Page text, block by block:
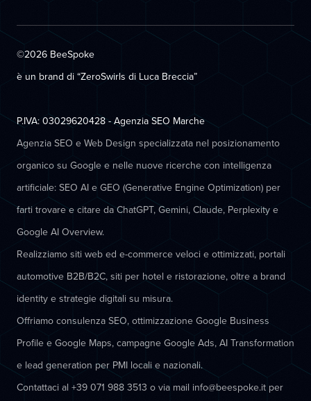
©2026 BeeSpoke
è un brand di “ZeroSwirls di Luca Breccia”
P.IVA: 03029620428 - Agenzia SEO Marche
Agenzia SEO e Web Design specializzata nel posizionamento
organico su Google e nelle nuove ricerche con intelligenza
artificiale: SEO AI e GEO (Generative Engine Optimization) per
farti trovare e citare da ChatGPT, Gemini, Claude, Perplexity e
Google AI Overview.
Realizziamo siti web ed e-commerce veloci e ottimizzati, portali
automotive B2B/B2C, siti per hotel e ristorazione, oltre a brand
identity e strategie digitali su misura.
Offriamo consulenza SEO, ottimizzazione Google Business
Profile e Google Maps, campagne Google Ads, AI Transformation
e lead generation per PMI locali e nazionali.
Contattaci al +39 071 988 3513 o via mail info@beespoke.it per